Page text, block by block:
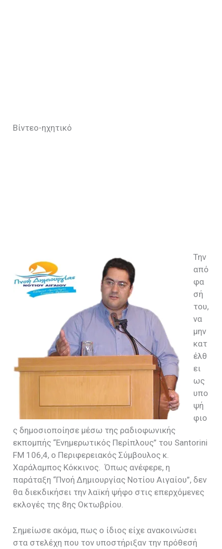
Βίντεο-ηχητικό
Την
από
φα
σή
του,
να
μην
κατ
έλθ
ει
ως
υπο
ψή
φιο
ς δημοσιοποίησε μέσω της ραδιοφωνικής
εκπομπής “Ενημερωτικός Περίπλους” του Santorini
FM 106,4, ο Περιφερειακός Σύμβουλος κ.
Χαράλαμπος Κόκκινος. Όπως ανέφερε, η
παράταξη “Πνοή Δημιουργίας Νοτίου Αιγαίου”, δεν
θα διεκδικήσει την λαϊκή ψήφο στις επερχόμενες
εκλογές της 8ης Οκτωβρίου.
Σημείωσε ακόμα, πως ο ίδιος είχε ανακοινώσει
στα στελέχη που τον υποστήριξαν την πρόθεσή